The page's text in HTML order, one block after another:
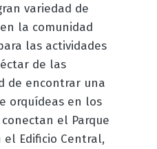
variedad de
la comunidad
las actividades
de las
de encontrar una
orquídeas en los
el Parque
el Edificio Central,